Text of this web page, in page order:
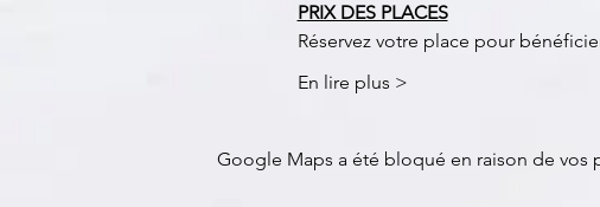
PRIX DES PLACES
Réservez votre place pour
En lire plus >
Google Maps a été bloqué en raison de vos